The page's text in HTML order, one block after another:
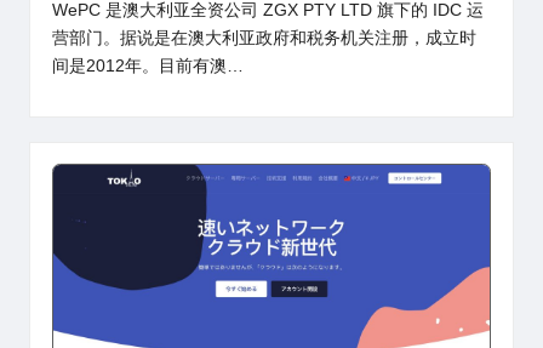
WePC 是澳大利亚全资公司 ZGX PTY LTD 旗下的 IDC 运
营部门。据说是在澳大利亚政府和税务机关注册，成立时
间是2012年。目前有澳…